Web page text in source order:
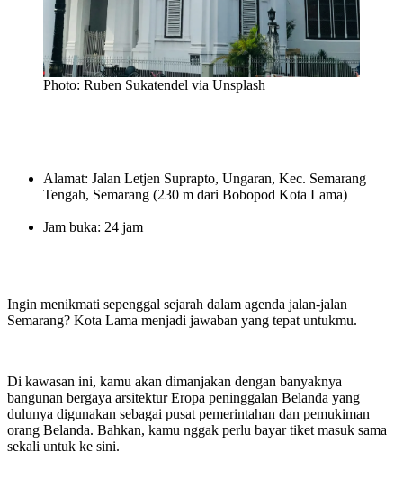
Photo: Ruben Sukatendel via Unsplash
Alamat: Jalan Letjen Suprapto, Ungaran, Kec. Semarang
Tengah, Semarang (230 m dari Bobopod Kota Lama)
Jam buka: 24 jam
Ingin menikmati sepenggal sejarah dalam agenda jalan-jalan
Semarang? Kota Lama menjadi jawaban yang tepat untukmu.
Di kawasan ini, kamu akan dimanjakan dengan banyaknya
bangunan bergaya arsitektur Eropa peninggalan Belanda yang
dulunya digunakan sebagai pusat pemerintahan dan pemukiman
orang Belanda. Bahkan, kamu nggak perlu bayar tiket masuk sama
sekali untuk ke sini.